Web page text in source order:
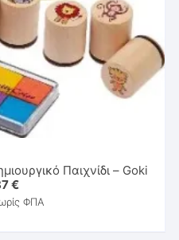
Παιχνίδι – Goki
€
ΦΠΑ